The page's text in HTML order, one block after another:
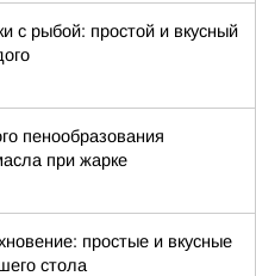
с рыбой: простой и вкусный
пенообразования
при жарке
простые и вкусные
стола